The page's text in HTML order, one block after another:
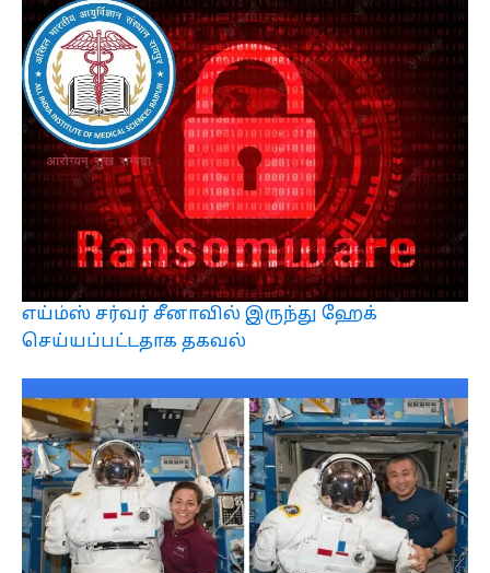
எய்ம்ஸ் சர்வர் சீனாவில் இருந்து ஹேக்
செய்யப்பட்டதாக தகவல்